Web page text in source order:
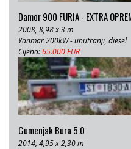
Damor 900 FURIA - EXTRA
2008, 8,98 x 3 m
Yanmar 200kW - unutranji, diesel
Cijena:65.000 EUR
Gumenjak Bura 5.0
2014, 4,95 x 2,30 m